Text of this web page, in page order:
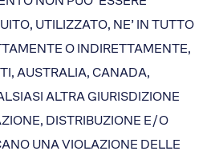
UTILIZZATO, NE’ IN TUTTO
O INDIRETTAMENTE,
AUSTRALIA, CANADA,
ALTRA GIURISDIZIONE
DISTRIBUZIONE E/O
UNA VIOLAZIONE DELLE